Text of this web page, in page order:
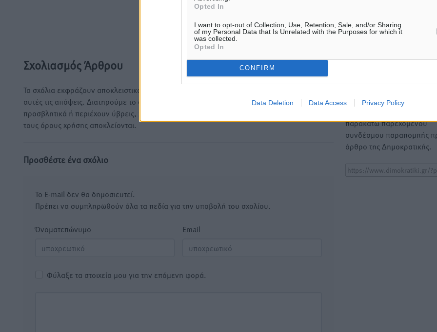
Opted In
I want to opt-out of Collection, Use, Retention, Sale, and/or Sharing
of my Personal Data that Is Unrelated with the Purposes for which it
was collected.
Opted In
CONFIRM
Data Deletion Data Access Privacy Policy
05.08.26 · 17:32
05.08.26 · 17:09
Σχολιασμός Άρθρου
Τα σχόλια εκφράζουν αποκλειστικά τον εκάστοτε σχολιαστή. Η Δημοκρατική δεν υιοθετεί
αυτές τις απόψεις. Διατηρούμε το δικαίωμα να διαγράψουμε όποια σχόλια θεωρούμε
προσβλητικά ή περιέχουν ύβρεις, χωρίς καμμία προειδοποίηση. Χρήστες που δεν τηρούν
τους όρους χρήσης αποκλείονται.
Προσθέστε ένα σχόλιο
Το E-mail δεν θα δημοσιευτεί.
Πρέπει να συμπληρωθούν όλα τα πεδία για την υποβολή του σχολίου.
Όνοματεπώνυμο Email
Φύλαξε τα στοιχεία μου για την επόμενη φορά.
Υπενθύμιση:
Για την μερική
είδησης από άλλες
παρακάτω παρεχόμενου
συνδέσμου παραπομπής
άρθρο της Δημοκρατικής.